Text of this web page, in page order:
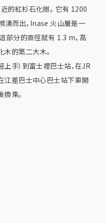
的紅杉石化樹。 它有 1200
湧而出，Inase 火山層是一
部分的直徑就有 1.3 m，高
的第二大木。
手）到富士裡巴士站，在JR
江差巴士中心巴士站下車開
乘。